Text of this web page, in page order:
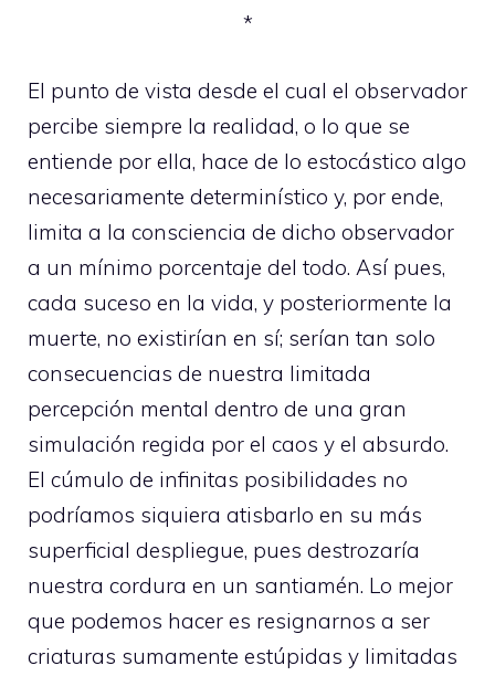
*
El punto de vista desde el cual el observador
percibe siempre la realidad, o lo que se
entiende por ella, hace de lo estocástico algo
necesariamente determinístico y, por ende,
limita a la consciencia de dicho observador
a un mínimo porcentaje del todo. Así pues,
cada suceso en la vida, y posteriormente la
muerte, no existirían en sí; serían tan solo
consecuencias de nuestra limitada
percepción mental dentro de una gran
simulación regida por el caos y el absurdo.
El cúmulo de infinitas posibilidades no
podríamos siquiera atisbarlo en su más
superficial despliegue, pues destrozaría
nuestra cordura en un santiamén. Lo mejor
que podemos hacer es resignarnos a ser
criaturas sumamente estúpidas y limitadas